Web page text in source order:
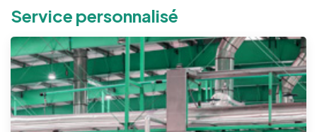
Service personnalisé